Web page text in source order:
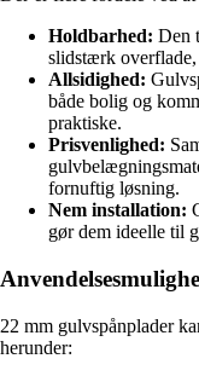
Holdbarhed: Den
slidstærk overflade,
Allsidighed:
både bolig og
praktiske.
Prisvenlighed:
fornuftig løsning.
Nem installation:
gør dem ideelle til
22 mm gulvspånplader
herunder: